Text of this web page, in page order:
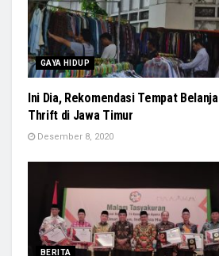
GAYA HIDUP
Ini Dia, Rekomendasi Tempat Belanja
Thrift di Jawa Timur
Desember 8, 2020
BERITA